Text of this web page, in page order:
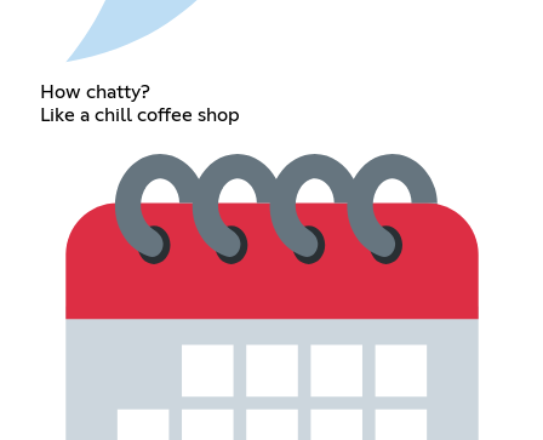
How chatty?
Like a chill coffee shop